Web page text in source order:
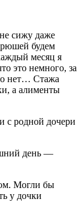
сижу даже
будем
месяц я
это немного, за
нет… Стажа
а алименты
с родной дочери
день —
Могли бы
у дочки